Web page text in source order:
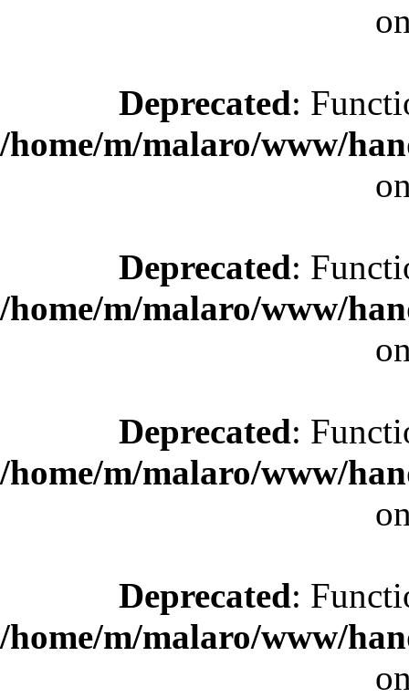
Deprecated:
/home/m/malaro/www/
Deprecated:
/home/m/malaro/www/
Deprecated:
/home/m/malaro/www/
Deprecated:
/home/m/malaro/www/